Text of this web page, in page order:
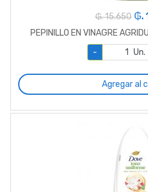
₲. 15.650 ₲.
PEPINILLO EN VINAGRE
-
Un.
Agregar al